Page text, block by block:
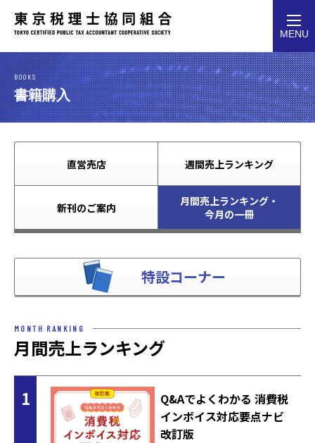
MENU
BOOKS
書籍購入
直営売店 週間売上ランキング
新刊のご案内
月間売上ランキング・
今月の一冊
特設コーナー
MONTH RANKING
月間売上ランキング
1
Q&Aでよくわかる 消費税
インボイス対応要点ナビ
改訂版